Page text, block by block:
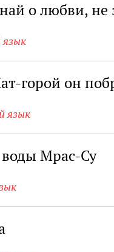
о любви, не
горой он
язык
Мрас-Су